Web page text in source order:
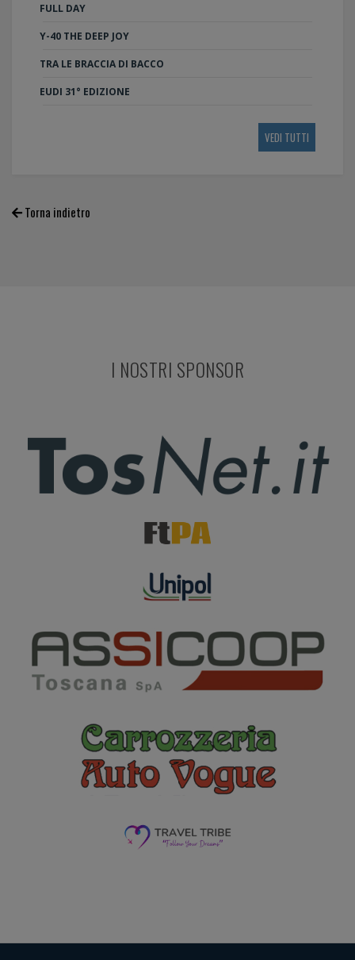
FULL DAY
Y-40 THE DEEP JOY
TRA LE BRACCIA DI BACCO
EUDI 31° EDIZIONE
VEDI TUTTI
Torna indietro
I NOSTRI SPONSOR